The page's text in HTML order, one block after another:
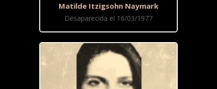
Matilde Itzigsohn Naymark
Desaparecida el 16/03/1977